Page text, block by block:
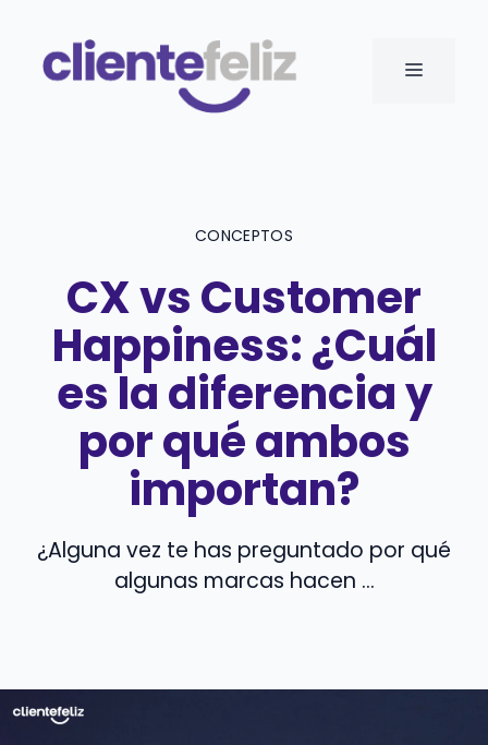
contenido
MENÚ
CONCEPTOS
CX vs Customer
Happiness: ¿Cuál
es la diferencia y
por qué ambos
importan?
¿Alguna vez te has preguntado por qué
algunas marcas hacen ...